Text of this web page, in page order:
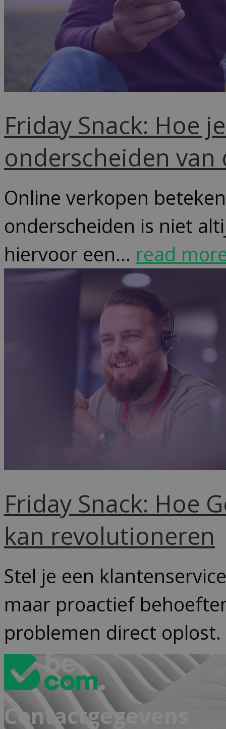
Friday Snack: Hoe
onderscheiden
Online verkopen
onderscheiden is niet
hiervoor een... read
Friday Snack: Hoe
kan revolutioneren
Stel je een
maar proactief
problemen direct
Contactgegevens